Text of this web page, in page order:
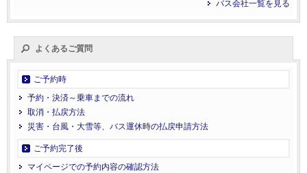
バス会社一覧を見る
よくあるご質問
ご予約時
予約・決済～乗車までの流れ
取消・払戻方法
災害・台風・大雪等、バス運休時の払戻申請方法
ご予約完了後
マイページでの予約内容の確認方法